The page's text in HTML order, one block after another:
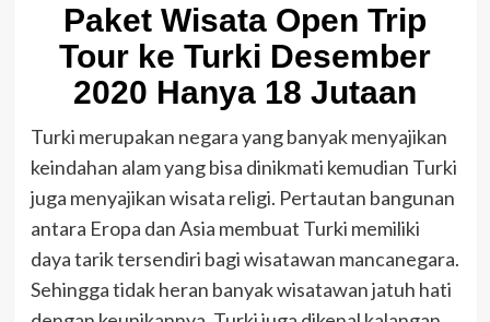
Paket Wisata Open Trip
Tour ke Turki Desember
2020 Hanya 18 Jutaan
Turki merupakan negara yang banyak menyajikan
keindahan alam yang bisa dinikmati kemudian Turki
juga menyajikan wisata religi. Pertautan bangunan
antara Eropa dan Asia membuat Turki memiliki
daya tarik tersendiri bagi wisatawan mancanegara.
Sehingga tidak heran banyak wisatawan jatuh hati